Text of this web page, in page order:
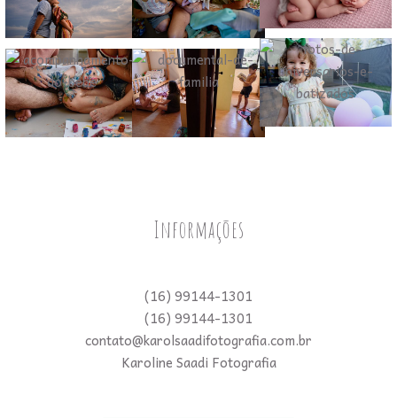
Informações
(16) 99144-1301
(16) 99144-1301
contato@karolsaadifotografia.com.br
Karoline Saadi Fotografia